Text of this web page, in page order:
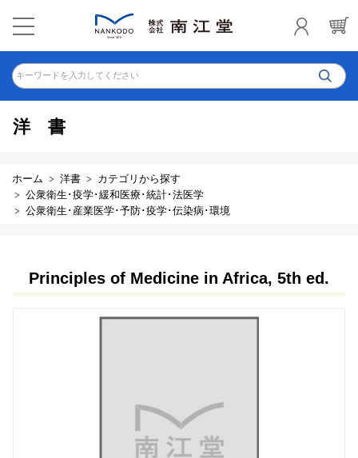
キーワードを入力してください
洋書
ホーム 洋書
カテゴリから探す
公衆衛生･疫学･緩和医療･統計･法医学
公衆衛生･産業医学･予防･疫学･伝染病･環境
Principles of Medicine in Africa, 5th ed.